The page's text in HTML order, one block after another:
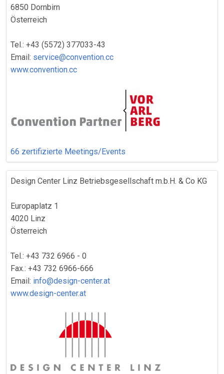
6850 Dornbirn
Österreich
Tel.: +43 (5572) 377033-43
Email: service@convention.cc
www.convention.cc
66 zertifizierte Meetings/Events
Design Center Linz Betriebsgesellschaft m.b.H. & Co KG
Europaplatz 1
4020 Linz
Österreich
Tel.: +43 732 6966 - 0
Fax.: +43 732 6966-666
Email: info@design-center.at
www.design-center.at